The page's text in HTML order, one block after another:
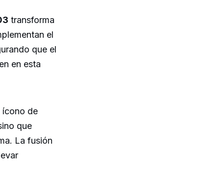
transforma
el
que el
en esta
ícono de
que
La fusión